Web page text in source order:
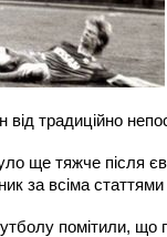
від традиційно
ще тяжче після
за всіма
помітили, що